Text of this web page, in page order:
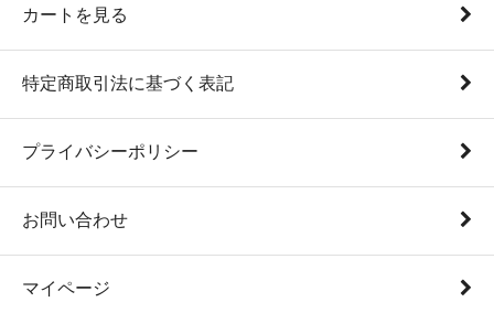
カートを見る
特定商取引法に基づく表記
プライバシーポリシー
お問い合わせ
マイページ